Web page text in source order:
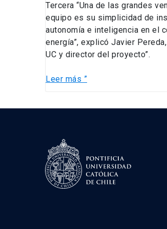
Tercera “Una de las grandes
equipo es su simplicidad de
autonomía e inteligencia en el
energía”, explicó Javier
UC y director del proyecto”.
Leer más ”